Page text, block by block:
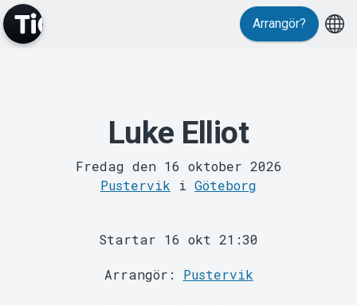
Evenemang
MyTickster
Arrangör?
Luke Elliot
Fredag den 16 oktober 2026
Pustervik i Göteborg
Startar 16 okt 21:30
Arrangör: Pustervik